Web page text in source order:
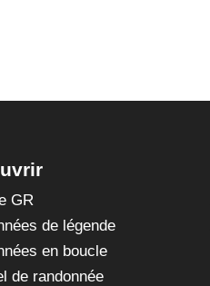
GR
de légende
en boucle
de randonnée